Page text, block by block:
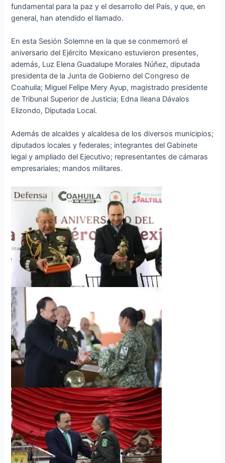
fundamental para la paz y el desarrollo del País, y que, en
general, han atendido el llamado.
En esta Sesión Solemne en la que se conmemoró el
aniversario del Ejército Mexicano estuvieron presentes,
además, Luz Elena Guadalupe Morales Núñez, diputada
presidenta de la Junta de Gobierno del Congreso de
Coahuila; Miguel Felipe Mery Ayup, magistrado presidente
de Tribunal Superior de Justicia; Edna Ileana Dávalos
Elizondo, Diputada Local.
Además de alcaldes y alcaldesa de los diversos municipios;
diputados locales y federales; integrantes del Gabinete
legal y ampliado del Ejecutivo; representantes de cámaras
empresariales; mandos militares.